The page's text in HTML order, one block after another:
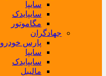
سایپا
سایپایدک
مگاموتور
جهادگران
پارس خودرو
سایپا
سایپایدک
مالیبل